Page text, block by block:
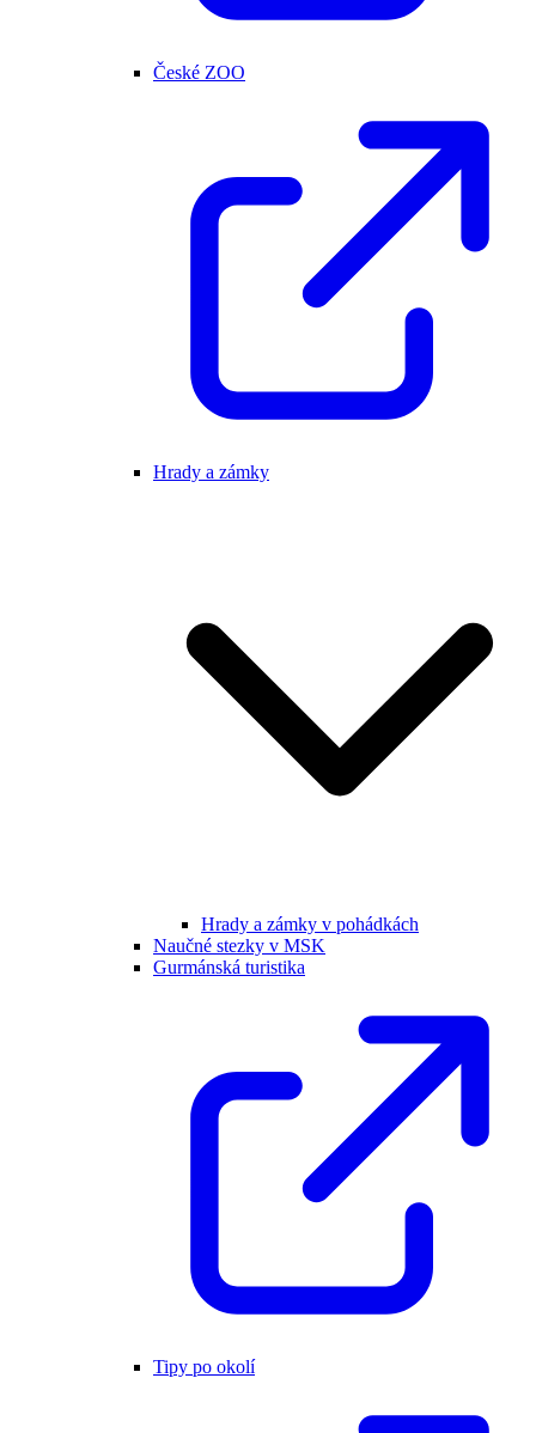
České ZOO
Hrady a zámky
Hrady a zámky v pohádkách
Naučné stezky v MSK
Gurmánská turistika
Tipy po okolí